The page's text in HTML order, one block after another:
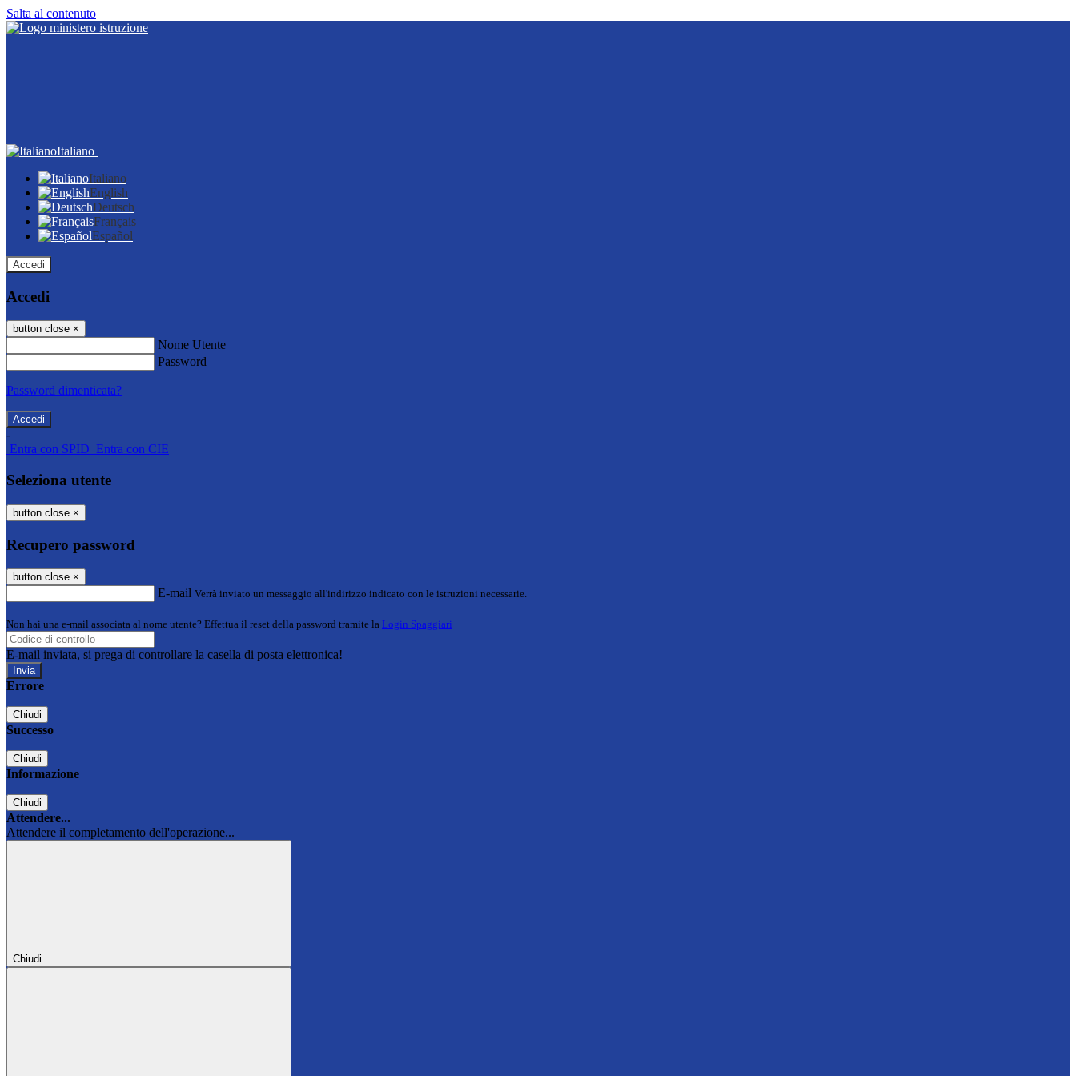
Salta al contenuto
Italiano
Italiano
English
Deutsch
Français
Español
Accedi
Accedi
button close ×
Nome Utente
Password
Password dimenticata?
-
Entra con SPID Entra con CIE
Seleziona utente
button close ×
Recupero password
button close ×
E-mail Verrà inviato un messaggio all'indirizzo indicato con le istruzioni necessarie.
Non hai una e-mail associata al nome utente? Effettua il reset della password tramite la Login Spaggiari
E-mail inviata, si prega di controllare la casella di posta elettronica!
Errore
Chiudi
Successo
Chiudi
Informazione
Chiudi
Attendere...
Attendere il completamento dell'operazione...
Chiudi